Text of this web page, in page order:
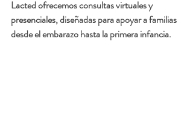
Lacted ofrecemos consultas virtuales y
presenciales, diseñadas para apoyar a familias
desde el embarazo hasta la primera infancia.